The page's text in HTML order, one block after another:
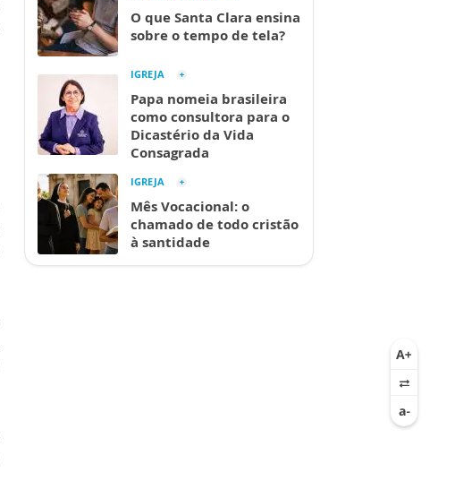
O que Santa Clara ensina
sobre o tempo de tela?
IGREJA
Papa nomeia brasileira
como consultora para o
Dicastério da Vida
Consagrada
IGREJA
Mês Vocacional: o
chamado de todo cristão
à santidade